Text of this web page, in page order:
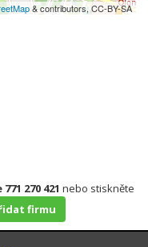
& contributors, CC-BY-SA
270 421 nebo stiskněte
firmu